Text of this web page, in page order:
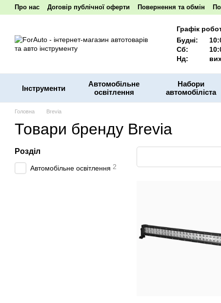
Перейти до основного контенту
Про нас Договір публічної оферти Повернення та обмін
Наші реквізити
Графік
Будні:
Сб:
Нд:
Інструменти
Автомобільне
освітлення
Набори
автомобіліста
Головна Brevia
Товари бренду Brevia
Розділ
Автомобільне освітлення 2